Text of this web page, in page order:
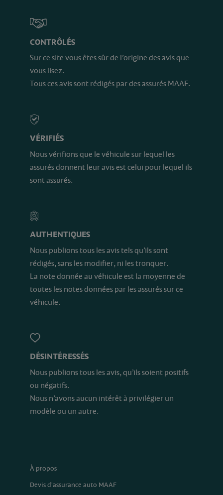
CONTRÔLÉS
Sur ce site vous êtes sûr de l’origine des avis que
vous lisez.
Tous ces avis sont rédigés par des assurés MAAF.
VÉRIFIÉS
Nous vérifions que le véhicule sur lequel les
assurés donnent leur avis est celui pour lequel ils
sont assurés.
AUTHENTIQUES
Nous publions tous les avis tels qu’ils sont
rédigés, sans les modifier, ni les tronquer.
La note donnée au véhicule est la moyenne de
toutes les notes données par les assurés sur ce
véhicule.
DÉSINTÉRESSÉS
Nous publions tous les avis, qu’ils soient positifs
ou négatifs.
Nous n’avons aucun intérêt à privilégier un
modèle ou un autre.
À propos
Devis d'assurance auto MAAF